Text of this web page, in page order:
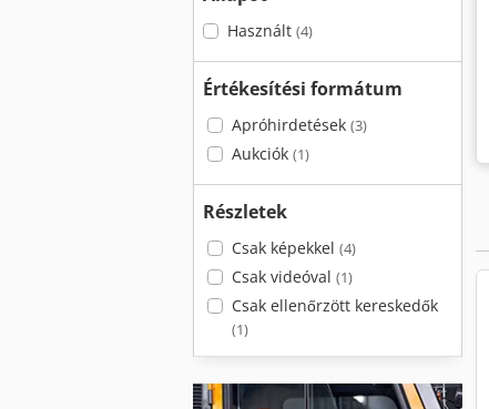
Használt (4)
Értékesítési formátum
Apróhirdetések (3)
Aukciók (1)
Részletek
Csak képekkel (4)
Csak videóval (1)
Csak ellenőrzött kereskedők
(1)